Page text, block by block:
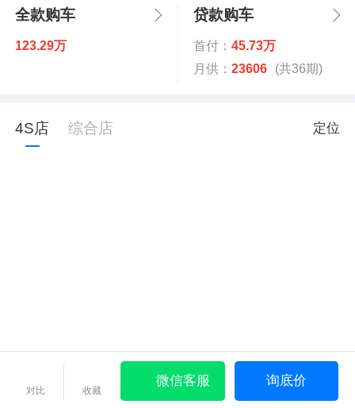
全款购车
123.29万
贷款购车
首付： 45.73万
月供： 23606 (共36期)
4S店 综合店 定位
对比 收藏
微信客服 询底价